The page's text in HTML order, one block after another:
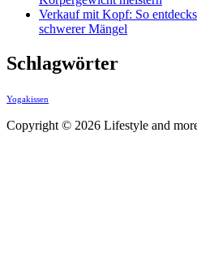
Verkauf mit Kopf: So
schwerer Mängel
Schlagwörter
Yogakissen
Copyright © 2026 Lifestyle and